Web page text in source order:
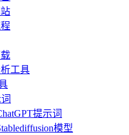
工具
提示词
模型